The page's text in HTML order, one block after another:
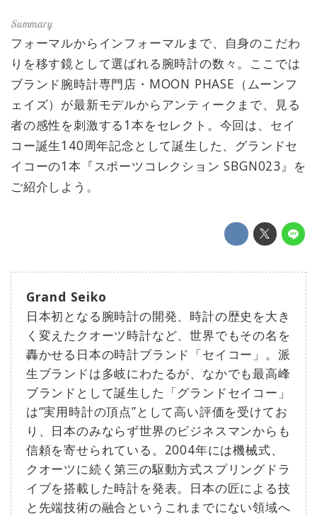
フォーマルからインフォーマルまで、自身のこだわ
りを移す鏡として選ばれる腕時計の数々。ここでは
ブランド腕時計専門店・MOON PHASE（ムーンフ
ェイズ）が最新モデルからアンティークまで、見る
者の感性を刺激する1本をセレクト。今回は、セイ
コー誕生140周年記念として誕生した、グランドセ
イコーの1本『スポーツコレクション SBGN023』を
ご紹介しよう。
Grand Seiko
日本初となる腕時計の開発、時計の歴史を大き
く変えたクオーツ時計など、世界でもその名を
轟かせる日本の時計ブランド「セイコー」。派
生ブランドは多岐にわたるが、なかでも最高峰
ブランドとして誕生した「グランドセイコー」
は“実用時計の頂点”として高い評価を受けてお
り、日本のみならず世界のビジネスマンからも
信頼を寄せられている。2004年には機械式、
クオーツに続く第三の駆動方式スプリングドラ
イブを搭載した時計を発表。日本の匠による技
と先端技術の融合というこれまでにない領域へ